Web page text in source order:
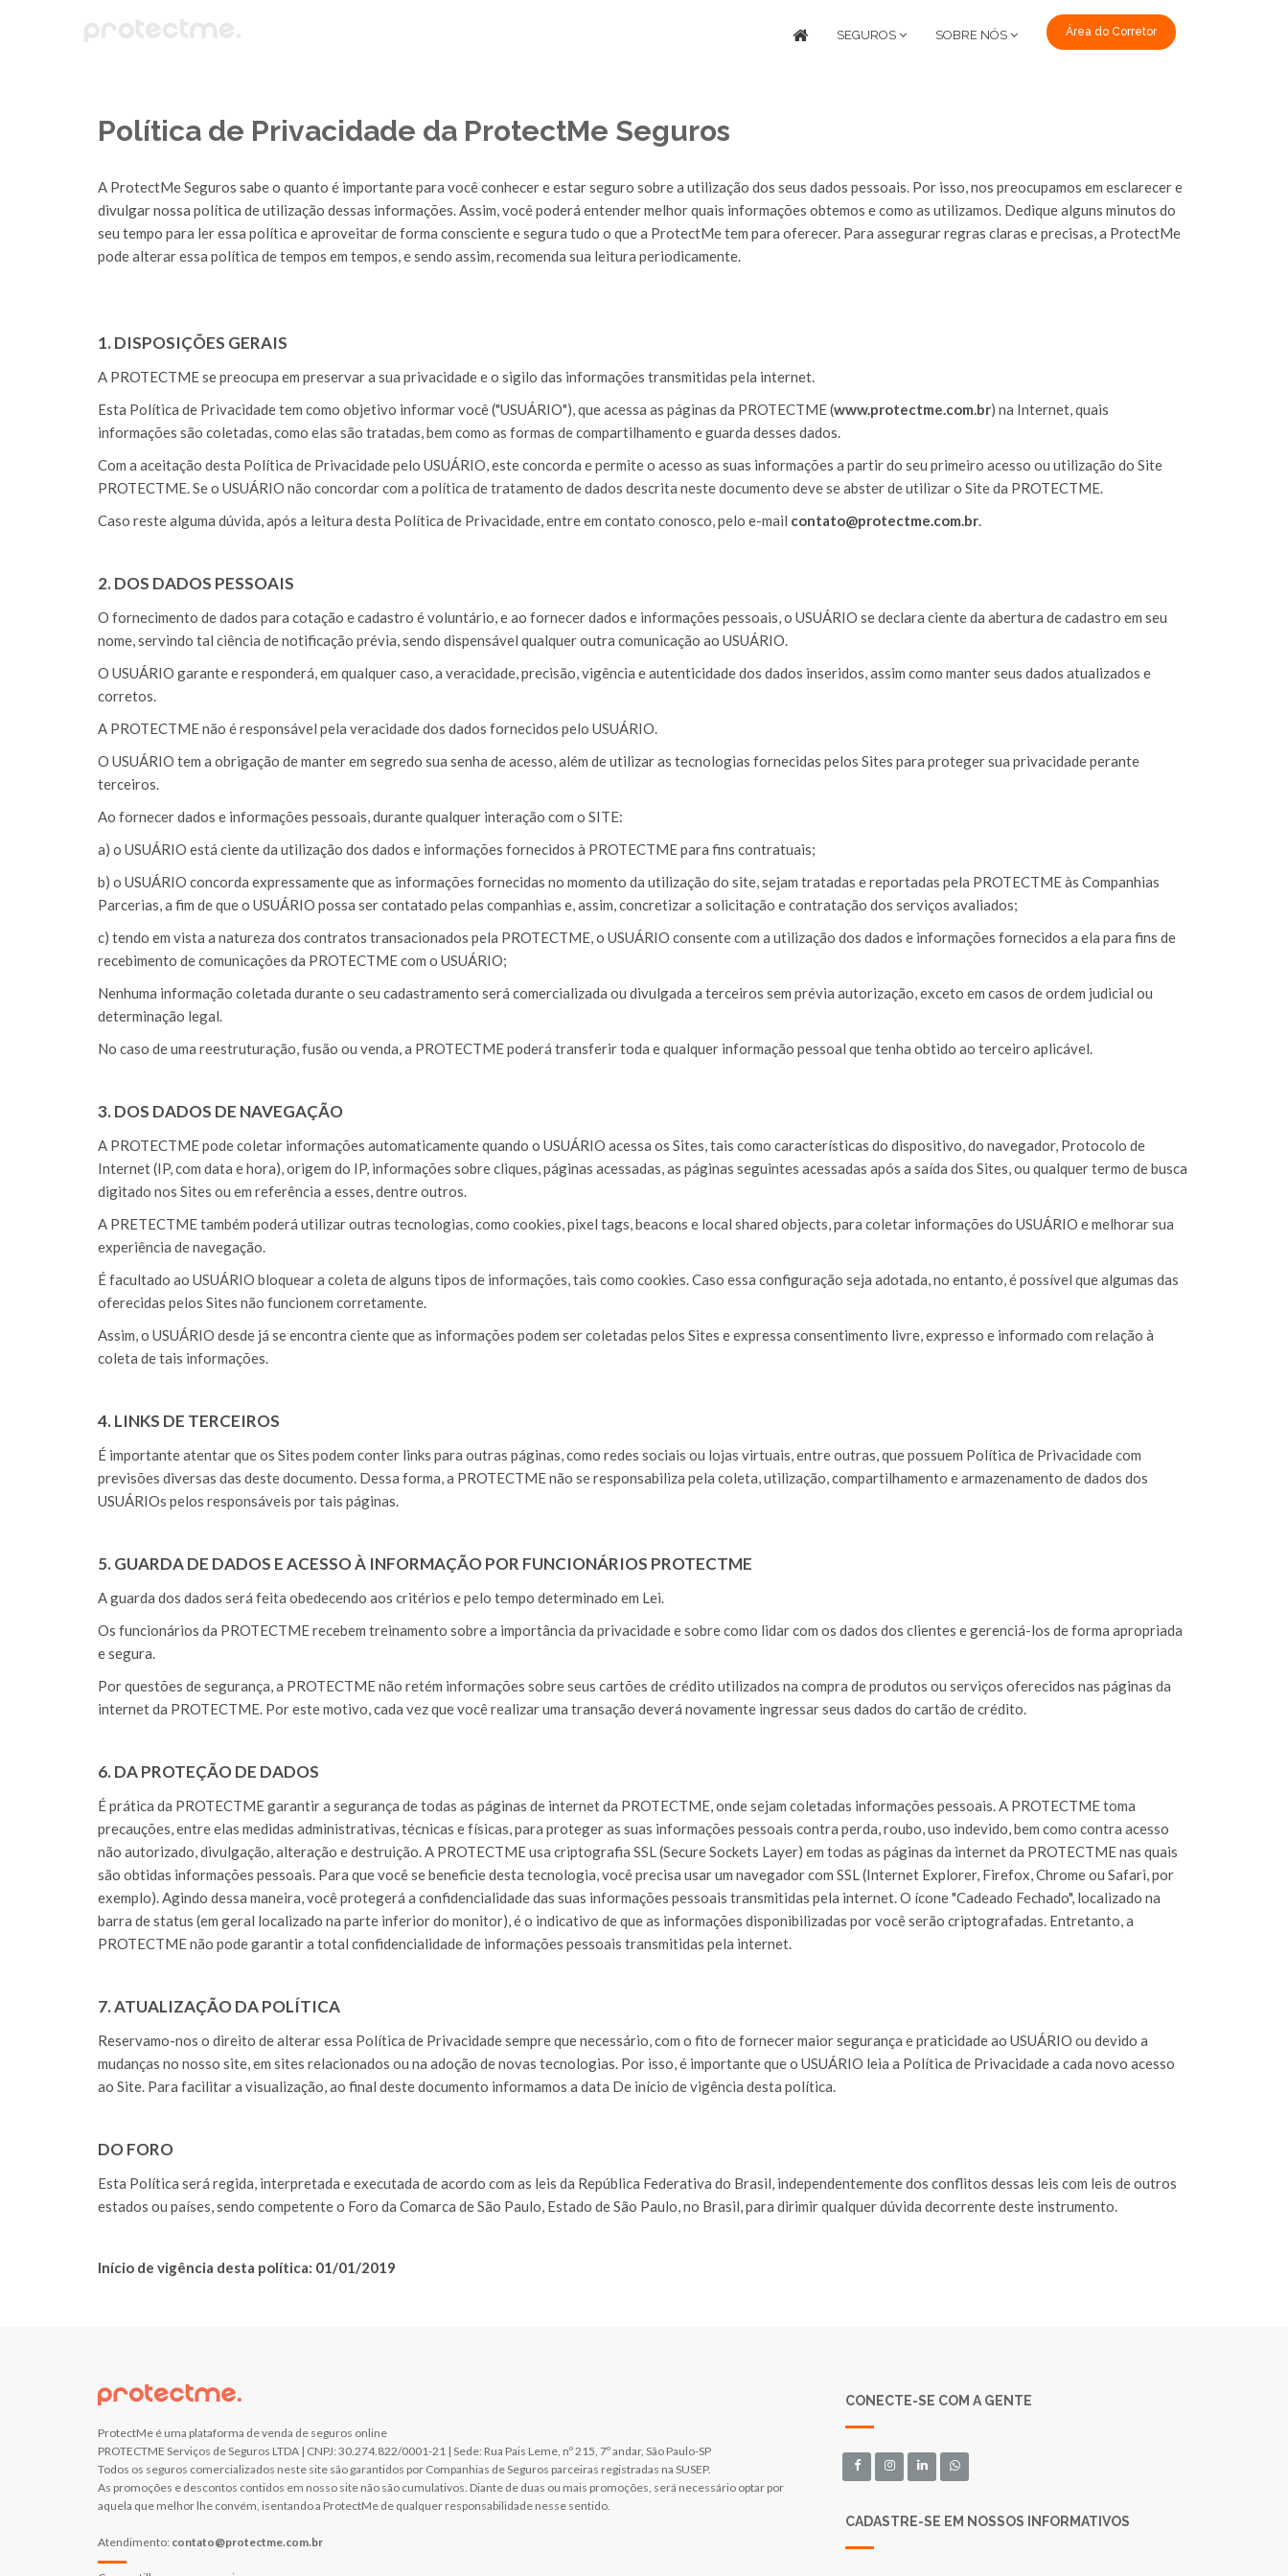
Área do Corretor
SEGUROS SOBRE NÓS
Política de Privacidade da ProtectMe Seguros
A ProtectMe Seguros sabe o quanto é importante para você conhecer e estar seguro sobre a utilização dos seus dados pessoais. Por isso, nos preocupamos em esclarecer e
divulgar nossa política de utilização dessas informações. Assim, você poderá entender melhor quais informações obtemos e como as utilizamos. Dedique alguns minutos do
seu tempo para ler essa política e aproveitar de forma consciente e segura tudo o que a ProtectMe tem para oferecer. Para assegurar regras claras e precisas, a ProtectMe
pode alterar essa política de tempos em tempos, e sendo assim, recomenda sua leitura periodicamente.
1. DISPOSIÇÕES GERAIS
A PROTECTME se preocupa em preservar a sua privacidade e o sigilo das informações transmitidas pela internet.
Esta Política de Privacidade tem como objetivo informar você ("USUÁRIO"), que acessa as páginas da PROTECTME (www.protectme.com.br) na Internet, quais
informações são coletadas, como elas são tratadas, bem como as formas de compartilhamento e guarda desses dados.
Com a aceitação desta Política de Privacidade pelo USUÁRIO, este concorda e permite o acesso as suas informações a partir do seu primeiro acesso ou utilização do Site
PROTECTME. Se o USUÁRIO não concordar com a política de tratamento de dados descrita neste documento deve se abster de utilizar o Site da PROTECTME.
Caso reste alguma dúvida, após a leitura desta Política de Privacidade, entre em contato conosco, pelo e-mail contato@protectme.com.br.
2. DOS DADOS PESSOAIS
O fornecimento de dados para cotação e cadastro é voluntário, e ao fornecer dados e informações pessoais, o USUÁRIO se declara ciente da abertura de cadastro em seu
nome, servindo tal ciência de notificação prévia, sendo dispensável qualquer outra comunicação ao USUÁRIO.
O USUÁRIO garante e responderá, em qualquer caso, a veracidade, precisão, vigência e autenticidade dos dados inseridos, assim como manter seus dados atualizados e
corretos.
A PROTECTME não é responsável pela veracidade dos dados fornecidos pelo USUÁRIO.
O USUÁRIO tem a obrigação de manter em segredo sua senha de acesso, além de utilizar as tecnologias fornecidas pelos Sites para proteger sua privacidade perante
terceiros.
Ao fornecer dados e informações pessoais, durante qualquer interação com o SITE:
a) o USUÁRIO está ciente da utilização dos dados e informações fornecidos à PROTECTME para fins contratuais;
b) o USUÁRIO concorda expressamente que as informações fornecidas no momento da utilização do site, sejam tratadas e reportadas pela PROTECTME às Companhias
Parcerias, a fim de que o USUÁRIO possa ser contatado pelas companhias e, assim, concretizar a solicitação e contratação dos serviços avaliados;
c) tendo em vista a natureza dos contratos transacionados pela PROTECTME, o USUÁRIO consente com a utilização dos dados e informações fornecidos a ela para fins de
recebimento de comunicações da PROTECTME com o USUÁRIO;
Nenhuma informação coletada durante o seu cadastramento será comercializada ou divulgada a terceiros sem prévia autorização, exceto em casos de ordem judicial ou
determinação legal.
No caso de uma reestruturação, fusão ou venda, a PROTECTME poderá transferir toda e qualquer informação pessoal que tenha obtido ao terceiro aplicável.
3. DOS DADOS DE NAVEGAÇÃO
A PROTECTME pode coletar informações automaticamente quando o USUÁRIO acessa os Sites, tais como características do dispositivo, do navegador, Protocolo de
Internet (IP, com data e hora), origem do IP, informações sobre cliques, páginas acessadas, as páginas seguintes acessadas após a saída dos Sites, ou qualquer termo de busca
digitado nos Sites ou em referência a esses, dentre outros.
A PRETECTME também poderá utilizar outras tecnologias, como cookies, pixel tags, beacons e local shared objects, para coletar informações do USUÁRIO e melhorar sua
experiência de navegação.
É facultado ao USUÁRIO bloquear a coleta de alguns tipos de informações, tais como cookies. Caso essa configuração seja adotada, no entanto, é possível que algumas das
oferecidas pelos Sites não funcionem corretamente.
Assim, o USUÁRIO desde já se encontra ciente que as informações podem ser coletadas pelos Sites e expressa consentimento livre, expresso e informado com relação à
coleta de tais informações.
4. LINKS DE TERCEIROS
É importante atentar que os Sites podem conter links para outras páginas, como redes sociais ou lojas virtuais, entre outras, que possuem Política de Privacidade com
previsões diversas das deste documento. Dessa forma, a PROTECTME não se responsabiliza pela coleta, utilização, compartilhamento e armazenamento de dados dos
USUÁRIOs pelos responsáveis por tais páginas.
5. GUARDA DE DADOS E ACESSO À INFORMAÇÃO POR FUNCIONÁRIOS PROTECTME
A guarda dos dados será feita obedecendo aos critérios e pelo tempo determinado em Lei.
Os funcionários da PROTECTME recebem treinamento sobre a importância da privacidade e sobre como lidar com os dados dos clientes e gerenciá-los de forma apropriada
e segura.
Por questões de segurança, a PROTECTME não retém informações sobre seus cartões de crédito utilizados na compra de produtos ou serviços oferecidos nas páginas da
internet da PROTECTME. Por este motivo, cada vez que você realizar uma transação deverá novamente ingressar seus dados do cartão de crédito.
6. DA PROTEÇÃO DE DADOS
É prática da PROTECTME garantir a segurança de todas as páginas de internet da PROTECTME, onde sejam coletadas informações pessoais. A PROTECTME toma
precauções, entre elas medidas administrativas, técnicas e físicas, para proteger as suas informações pessoais contra perda, roubo, uso indevido, bem como contra acesso
não autorizado, divulgação, alteração e destruição. A PROTECTME usa criptografia SSL (Secure Sockets Layer) em todas as páginas da internet da PROTECTME nas quais
são obtidas informações pessoais. Para que você se beneficie desta tecnologia, você precisa usar um navegador com SSL (Internet Explorer, Firefox, Chrome ou Safari, por
exemplo). Agindo dessa maneira, você protegerá a confidencialidade das suas informações pessoais transmitidas pela internet. O ícone "Cadeado Fechado", localizado na
barra de status (em geral localizado na parte inferior do monitor), é o indicativo de que as informações disponibilizadas por você serão criptografadas. Entretanto, a
PROTECTME não pode garantir a total confidencialidade de informações pessoais transmitidas pela internet.
7. ATUALIZAÇÃO DA POLÍTICA
Reservamo-nos o direito de alterar essa Política de Privacidade sempre que necessário, com o fito de fornecer maior segurança e praticidade ao USUÁRIO ou devido a
mudanças no nosso site, em sites relacionados ou na adoção de novas tecnologias. Por isso, é importante que o USUÁRIO leia a Política de Privacidade a cada novo acesso
ao Site. Para facilitar a visualização, ao final deste documento informamos a data De início de vigência desta política.
DO FORO
Esta Política será regida, interpretada e executada de acordo com as leis da República Federativa do Brasil, independentemente dos conflitos dessas leis com leis de outros
estados ou países, sendo competente o Foro da Comarca de São Paulo, Estado de São Paulo, no Brasil, para dirimir qualquer dúvida decorrente deste instrumento.
Início de vigência desta política: 01/01/2019
ProtectMe é uma plataforma de venda de seguros online
PROTECTME Serviços de Seguros LTDA | CNPJ: 30.274.822/0001-21 | Sede: Rua Pais Leme, nº 215, 7º andar, São Paulo-SP
Todos os seguros comercializados neste site são garantidos por Companhias de Seguros parceiras registradas na SUSEP.
As promoções e descontos contidos em nosso site não são cumulativos. Diante de duas ou mais promoções, será necessário optar por
aquela que melhor lhe convém, isentando a ProtectMe de qualquer responsabilidade nesse sentido.
Atendimento: contato@protectme.com.br
CONECTE-SE COM A GENTE
CADASTRE-SE EM NOSSOS INFORMATIVOS